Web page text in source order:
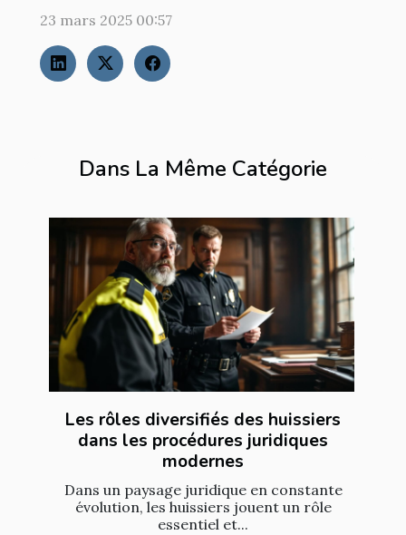
Dans La Même Catégorie
Les rôles diversifiés des huissiers
dans les procédures juridiques
modernes
Dans un paysage juridique en constante
évolution, les huissiers jouent un rôle
essentiel et...
23 mars 2025 00:57